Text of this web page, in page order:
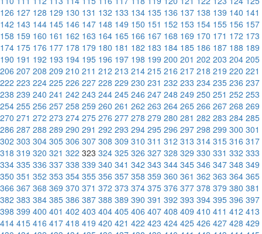
126 127 128 129 130 131 132 133 134 135 136 137 138 139 140 141
142 143 144 145 146 147 148 149 150 151 152 153 154 155 156 157
158 159 160 161 162 163 164 165 166 167 168 169 170 171 172 173
174 175 176 177 178 179 180 181 182 183 184 185 186 187 188 189
190 191 192 193 194 195 196 197 198 199 200 201 202 203 204 205
206 207 208 209 210 211 212 213 214 215 216 217 218 219 220 221
222 223 224 225 226 227 228 229 230 231 232 233 234 235 236 237
238 239 240 241 242 243 244 245 246 247 248 249 250 251 252 253
254 255 256 257 258 259 260 261 262 263 264 265 266 267 268 269
270 271 272 273 274 275 276 277 278 279 280 281 282 283 284 285
286 287 288 289 290 291 292 293 294 295 296 297 298 299 300 301
302 303 304 305 306 307 308 309 310 311 312 313 314 315 316 317
318 319 320 321 322 323 324 325 326 327 328 329 330 331 332 333
334 335 336 337 338 339 340 341 342 343 344 345 346 347 348 349
350 351 352 353 354 355 356 357 358 359 360 361 362 363 364 365
366 367 368 369 370 371 372 373 374 375 376 377 378 379 380 381
382 383 384 385 386 387 388 389 390 391 392 393 394 395 396 397
398 399 400 401 402 403 404 405 406 407 408 409 410 411 412 413
414 415 416 417 418 419 420 421 422 423 424 425 426 427 428 429